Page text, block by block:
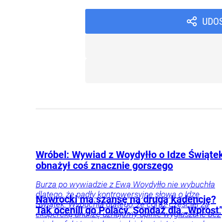
Wróbel: Wywiad z Woydyłło o Idze
obnażył coś znacznie gorszego
Burza po wywiadzie z Ewą Woydyłło nie wybuchła
dlatego, że padły kontrowersyjne słowa o Idze
Świątek. Wybuchła dlatego, że coraz częściej za
ekspercką analizę uznajemy opinie wygłaszane bez
Nawrocki ma szansę na drugą kadencję?
Tak ocenili go Polacy. Sondaż dla